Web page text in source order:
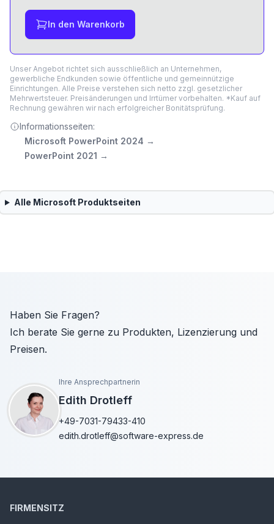
In den Warenkorb
Unser Angebot richtet sich ausschließlich an Unternehmen,
gewerbliche Endkunden sowie öffentliche und gemeinnützige
Einrichtungen. Alle Preise verstehen sich netto zzgl. gesetzlicher
Mehrwertsteuer. Preisänderungen und Irrtümer vorbehalten. *Kauf auf
Rechnung gewähren wir nach erfolgreicher Bonitätsprüfung.
Informationsseiten:
Microsoft PowerPoint 2024 →
PowerPoint 2021 →
Alle MicrosoftProduktseiten
Haben Sie Fragen?
Ich berate Sie gerne zu Produkten, Lizenzierung und
Preisen.
Ihre Ansprechpartnerin
Edith Drotleff
+49-7031-79433-410
edith.drotleff@software-express.de
FIRMENSITZ